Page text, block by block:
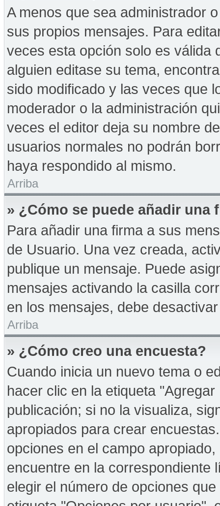
A menos que sea administrador
sus propios mensajes. Para
veces esta opción solo es válida
alguien editase su tema,
sido modificado y las veces que
moderador o la administración
veces el editor deja su nombre
usuarios normales no podrán
haya respondido al mismo.
Arriba
» ¿Cómo se puede añadir una
Para añadir una firma a sus
de Usuario. Una vez creada,
publique un mensaje. Puede
mensajes activando la casilla
en los mensajes, debe
Arriba
» ¿Cómo creo una encuesta?
Cuando inicia un nuevo tema o
hacer clic en la etiqueta
publicación; si no la visualiza,
apropiados para crear
opciones en el campo
encuentre en la correspondiente
elegir el número de opciones